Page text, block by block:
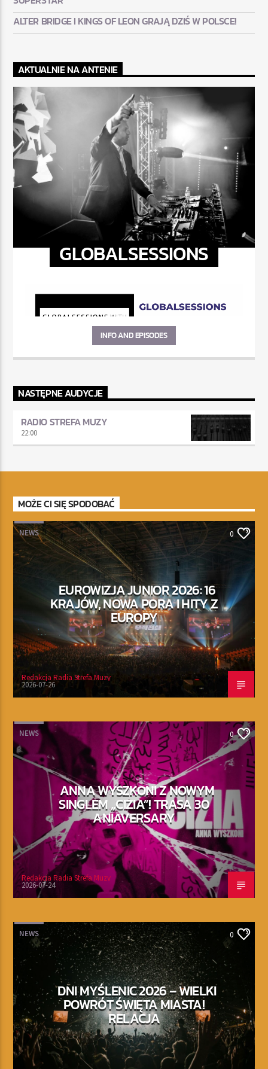
ALTER BRIDGE I KINGS OF LEON GRAJĄ DZIŚ W POLSCE!
AKTUALNIE NA ANTENIE
GLOBALSESSIONS
INFO AND EPISODES
NASTĘPNE AUDYCJE
RADIO STREFA MUZY
22:00
MOŻE CI SIĘ SPODOBAĆ
NEWS 0
EUROWIZJA JUNIOR 2026: 16
KRAJÓW, NOWA PORA I HITY Z
EUROPY
Redakcja Radia Strefa Muzy
2026-07-26
NEWS 0
ANNA WYSZKONI Z NOWYM
SINGLEM „CIZIA”! TRASA 30
ANIAVERSARY
Redakcja Radia Strefa Muzy
2026-07-24
NEWS 0
DNI MYŚLENIC 2026 – WIELKI
POWRÓT ŚWIĘTA MIASTA!
RELACJA